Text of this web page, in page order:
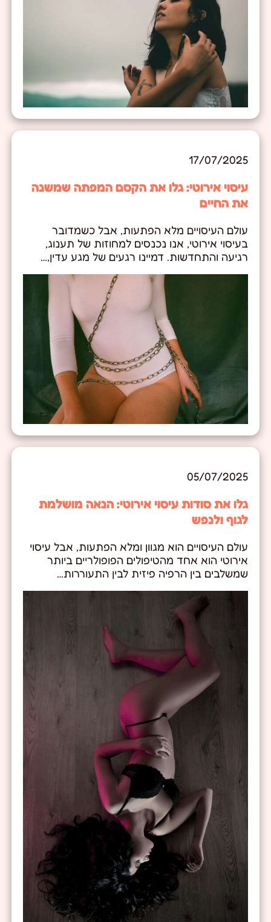
17/07/2025
עיסוי אירוטי: גלו את הקסם המפתה שמשנה
את החיים
עולם העיסויים מלא הפתעות, אבל כשמדובר
בעיסוי אירוטי, אנו נכנסים למחוזות של תענוג,
רגיעה והתחדשות. דמיינו רגעים של מגע עדין,…
05/07/2025
גלו את סודות עיסוי אירוטי: הנאה מושלמת
לגוף ולנפש
עולם העיסויים הוא מגוון ומלא הפתעות, אבל עיסוי
אירוטי הוא אחד מהטיפולים הפופולריים ביותר
שמשלבים בין הרפיה פיזית לבין התעוררות…